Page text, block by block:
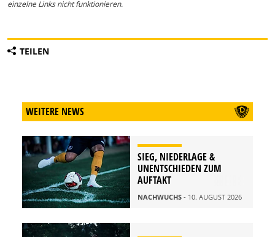
einzelne Links nicht funktionieren.
TEILEN
WEITERE NEWS
SIEG, NIEDERLAGE &
UNENTSCHIEDEN ZUM
AUFTAKT
NACHWUCHS - 10. AUGUST 2026